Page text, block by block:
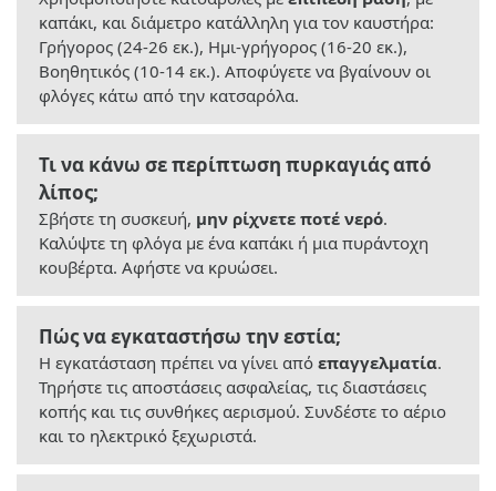
καπάκι, και διάμετρο κατάλληλη για τον καυστήρα:
Γρήγορος (24-26 εκ.), Ημι-γρήγορος (16-20 εκ.),
Βοηθητικός (10-14 εκ.). Αποφύγετε να βγαίνουν οι
φλόγες κάτω από την κατσαρόλα.
Τι να κάνω σε περίπτωση πυρκαγιάς από
λίπος;
Σβήστε τη συσκευή, μην ρίχνετε ποτέ νερό.
Καλύψτε τη φλόγα με ένα καπάκι ή μια πυράντοχη
κουβέρτα. Αφήστε να κρυώσει.
Πώς να εγκαταστήσω την εστία;
Η εγκατάσταση πρέπει να γίνει από επαγγελματία.
Τηρήστε τις αποστάσεις ασφαλείας, τις διαστάσεις
κοπής και τις συνθήκες αερισμού. Συνδέστε το αέριο
και το ηλεκτρικό ξεχωριστά.